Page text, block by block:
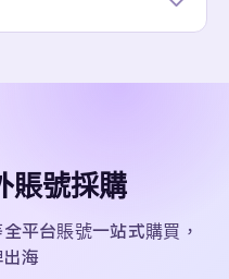
賬號採購
平台賬號一站式購買，
海